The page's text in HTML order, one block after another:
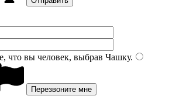
что вы человек, выбрав Чашку.